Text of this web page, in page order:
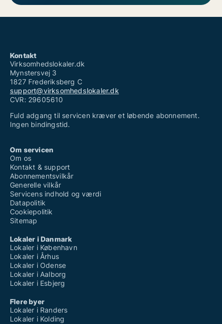
Kontakt
Virksomhedslokaler.dk
Mynstersvej 3
1827 Frederiksberg C
support@virksomhedslokaler.dk
CVR: 29605610
Fuld adgang til servicen kræver et løbende abonnement.
Ingen bindingstid.
Om servicen
Om os
Kontakt & support
Abonnementsvilkår
Generelle vilkår
Servicens indhold og værdi
Datapolitik
Cookiepolitik
Sitemap
Lokaler i Danmark
Lokaler i København
Lokaler i Århus
Lokaler i Odense
Lokaler i Aalborg
Lokaler i Esbjerg
Flere byer
Lokaler i Randers
Lokaler i Kolding